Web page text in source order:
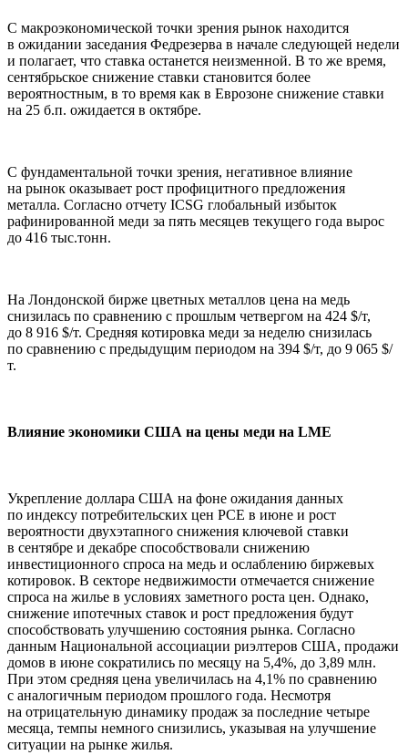
С макроэкономической точки зрения рынок находится
в ожидании заседания Федрезерва в начале следующей недели
и полагает, что ставка останется неизменной. В то же время,
сентябрьское снижение ставки становится более
вероятностным, в то время как в Еврозоне снижение ставки
на 25 б.п. ожидается в октябре.
С фундаментальной точки зрения, негативное влияние
на рынок оказывает рост профицитного предложения
металла. Согласно отчету ICSG глобальный избыток
рафинированной меди за пять месяцев текущего года вырос
до 416 тыс.тонн.
На Лондонской бирже цветных металлов цена на медь
снизилась по сравнению с прошлым четвергом на 424 $/т,
до 8 916 $/т. Средняя котировка меди за неделю снизилась
по сравнению с предыдущим периодом на 394 $/т, до 9 065 $/
т.
Влияние экономики США на цены меди на LME
Укрепление доллара США на фоне ожидания данных
по индексу потребительских цен PCE в июне и рост
вероятности двухэтапного снижения ключевой ставки
в сентябре и декабре способствовали снижению
инвестиционного спроса на медь и ослаблению биржевых
котировок. В секторе недвижимости отмечается снижение
спроса на жилье в условиях заметного роста цен. Однако,
снижение ипотечных ставок и рост предложения будут
способствовать улучшению состояния рынка. Согласно
данным Национальной ассоциации риэлтеров США, продажи
домов в июне сократились по месяцу на 5,4%, до 3,89 млн.
При этом средняя цена увеличилась на 4,1% по сравнению
с аналогичным периодом прошлого года. Несмотря
на отрицательную динамику продаж за последние четыре
месяца, темпы немного снизились, указывая на улучшение
ситуации на рынке жилья.